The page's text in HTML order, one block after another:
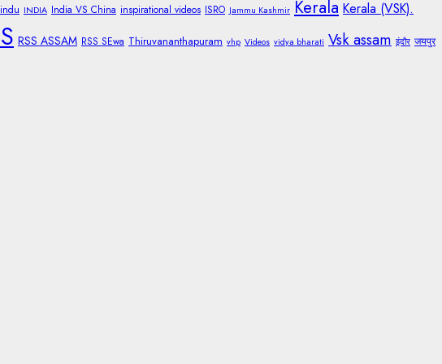
INDIA India VS China inspirational videos ISRO Jammu Kashmir Kerala Kerala (VSK).
RSS ASSAM RSS SEwa Thiruvananthapuram vhp Videos vidya bharati Vsk assam इंदौर जयपुर